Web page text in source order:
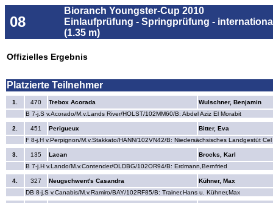
08
Bioranch Youngster-Cup 2010
Einlaufprüfung - Springprüfung -
(1.35 m)
Offizielles Ergebnis
Platzierte Teilnehmer
1. 470 Trebox Acorada
Wulschner, Benjamin
B 7-j.S v.Acorado/M.v.Lands River/HOLST/102MM60/B: Abdel Aziz El Morabit
2. 451 Perigueux
Bitter, Eva
F 8-j.H v.Perpignon/M.v.Stakkato/HANN/102VN42/B: Niedersächsisches Landgestüt Cel
3. 135 Lacan
Brocks, Karl
B 7-j.H v.Lando/M.v.Contender/OLDBG/102OR94/B: Erdmann,Bernfried
4. 327 Neugschwent's Casandra
Kühner, Max
DB 8-j.S v.Canabis/M.v.Ramiro/BAY/102RF85/B: Trainer,Hans u. Kühner,Max